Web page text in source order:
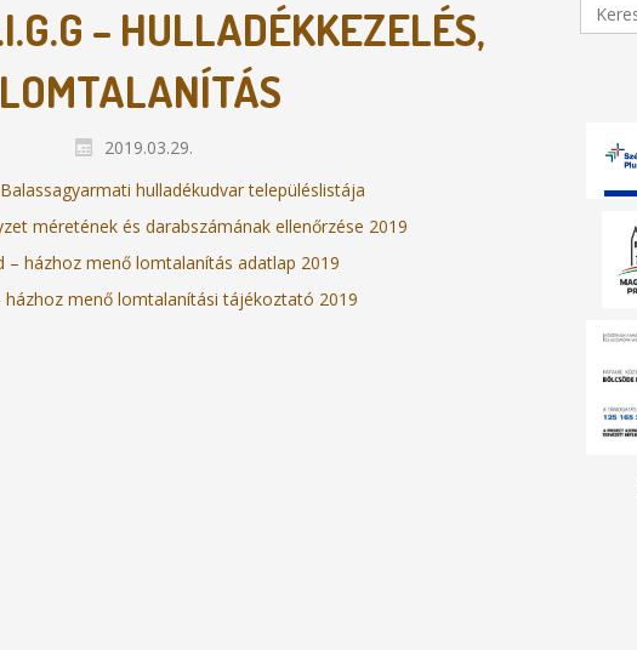
– HULLADÉKKEZELÉS,
LOMTALANÍTÁS
2019.03.29.
hulladékudvar településlistája
méretének és darabszámának ellenőrzése 2019
– házhoz menő lomtalanítás adatlap 2019
házhoz menő lomtalanítási tájékoztató 2019